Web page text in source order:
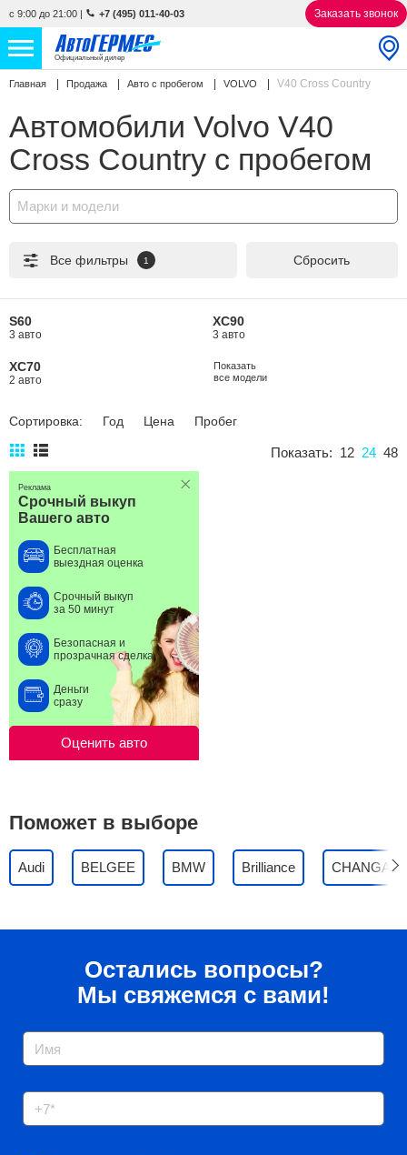
с 9:00 до 21:00 | +7 (495) 011-40-03 Заказать звонок
Официальный дилер
НОВЫЕ АВТОМОБИЛИ 4767 авто
С ПРОБЕГОМ 862 авто
УСЛУГИ
АКЦИИ
Личный кабинет
Главная Продажа Авто с пробегом VOLVO V40 Cross Country
Автомобили Volvo V40
Cross Country с пробегом
Марки и модели
Все фильтры 1 Сбросить
S60
3 авто
XC90
3 авто
XC70
2 авто
Показать
все модели
Сортировка: Год Цена Пробег
Показать: 12 24 48
Срочный выкуп
Вашего авто
Бесплатная
выездная оценка
Срочный выкуп
за 50 минут
Безопасная и
прозрачная сделка
Деньги
сразу
Оценить авто
Реклама
Поможет в выборе
Audi BELGEE BMW Brilliance CHANGAN
Остались вопросы?
Мы свяжемся с вами!